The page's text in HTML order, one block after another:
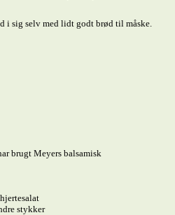
i sig selv med lidt godt brød til måske.
brugt Meyers balsamisk
stykker